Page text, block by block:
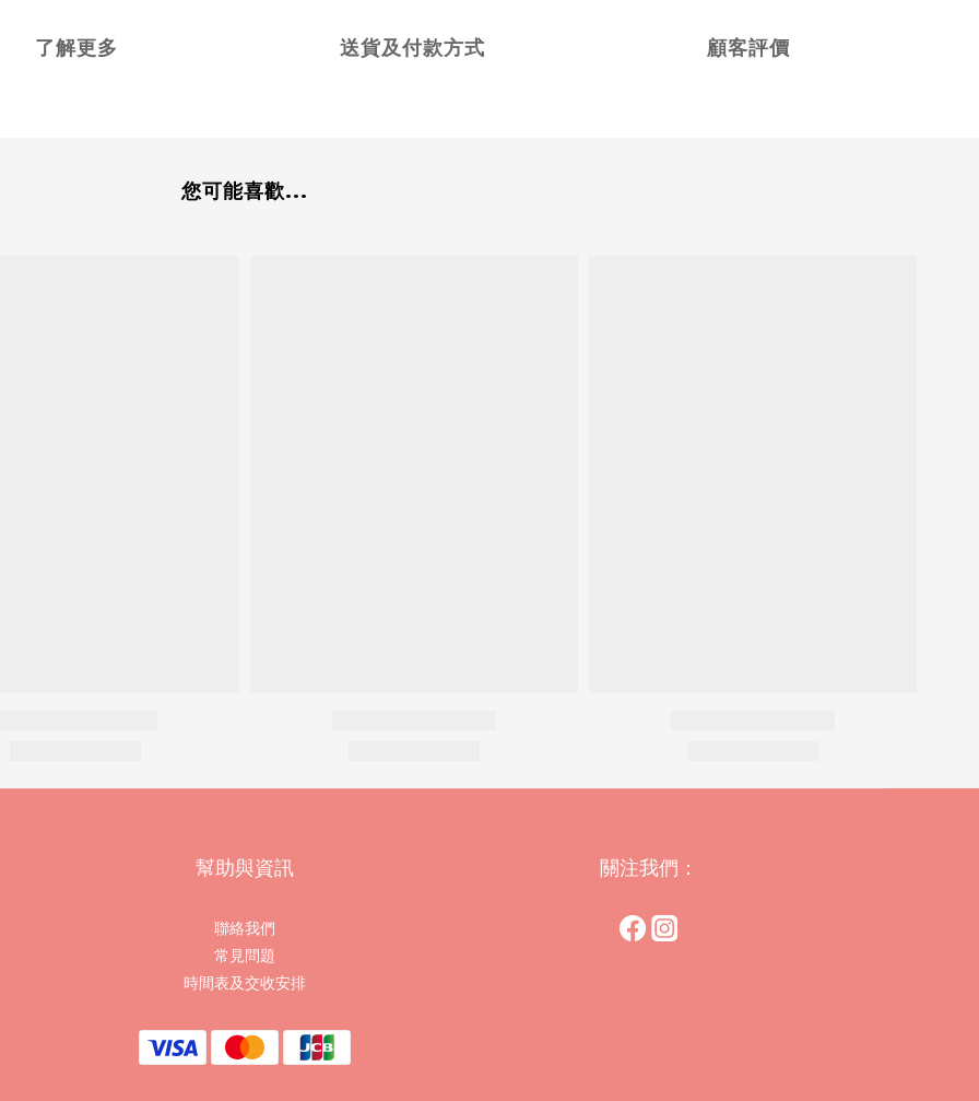
了解更多 送貨及付款方式 顧客評價
您可能喜歡...
幫助與資訊
聯絡我們
常見問題
時間表及交收安排
關注我們：